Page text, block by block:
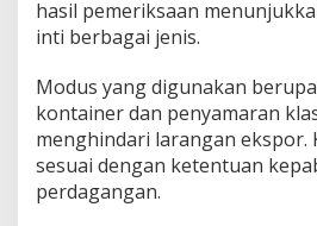
hasil pemeriksaan
inti berbagai jenis.
Modus yang digunakan
kontainer dan penyamaran
menghindari larangan ekspor.
sesuai dengan ketentuan
perdagangan.